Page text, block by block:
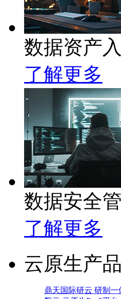
数据资产
了解更多
数据安全
了解更多
云原生产
鼎天国际研云 研制